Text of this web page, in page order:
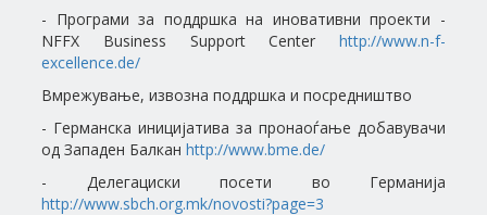
- Програми за поддршка на иновативни проекти -
NFFX Business Support Center http://www.n-f-
excellence.de/
Вмрежување, извозна поддршка и посредништво
- Германска иницијатива за пронаоѓање добавувачи
од Западен Балкан http://www.bme.de/
- Делегациски посети во Германија
http://www.sbch.org.mk/novosti?page=3